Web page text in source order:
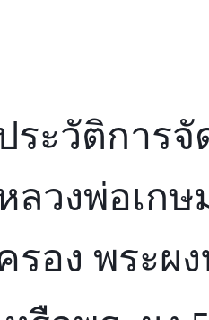
ระวัติการจั
ลวงพ่อเก
รอง พระผ